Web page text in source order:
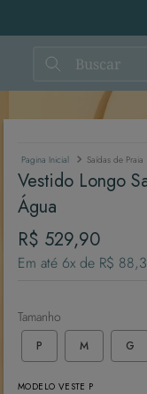
Buscar
Saídas de Praia
Vestido Longo
Água
R$ 529,90
Em até 6x de R$ 88,
Tamanho
P M G
MODELO VESTE P